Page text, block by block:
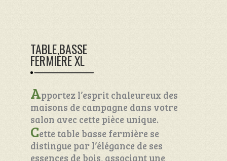
Apportez l’esprit chaleureux des
maisons de campagne dans votre
salon avec cette pièce unique.
Cette table basse fermière se
distingue par l’élégance de ses
essences de bois, associant une
TABLE BASSE
FERMIÈRE XL